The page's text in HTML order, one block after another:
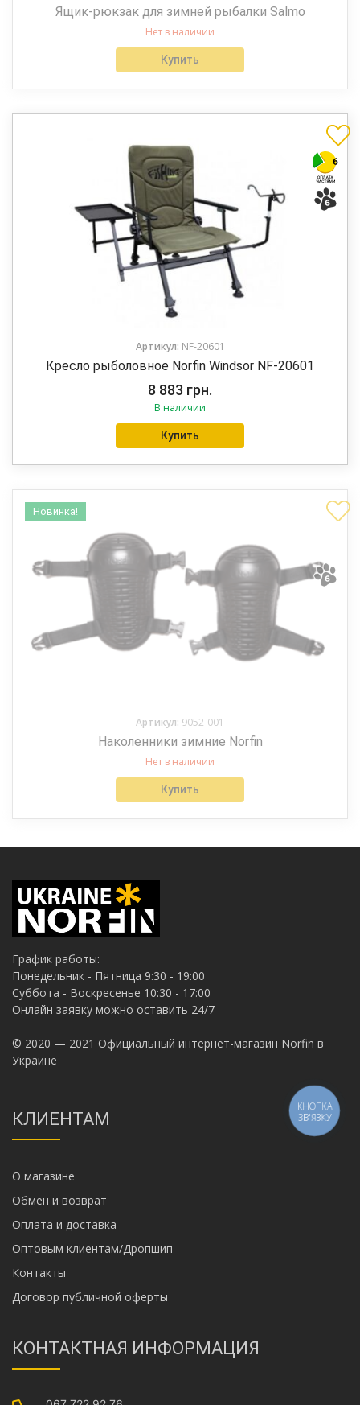
Ящик-рюкзак для зимней рыбалки Salmo
Нет в наличии
Купить
Артикул: NF-20601
Кресло рыболовное Norfin Windsor NF-20601
8 883 грн.
В наличии
Купить
Новинка!
Артикул: 9052-001
Наколенники зимние Norfin
Нет в наличии
Купить
График работы:
Понедельник - Пятница 9:30 - 19:00
Суббота - Воскресенье 10:30 - 17:00
Онлайн заявку можно оставить 24/7
© 2020 — 2021 Официальный интернет-магазин Norfin в
Украине
КЛИЕНТАМ
О магазине
Обмен и возврат
Оплата и доставка
Оптовым клиентам/Дропшип
Контакты
Договор публичной оферты
КОНТАКТНАЯ ИНФОРМАЦИЯ
КНОПКА
ЗВ'ЯЗКУ